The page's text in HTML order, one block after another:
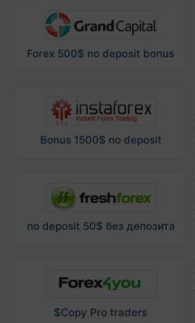
Forex 500$ no deposit bonus
Bonus 1500$ no deposit
no deposit 50$ без депозита
$Copy Pro traders